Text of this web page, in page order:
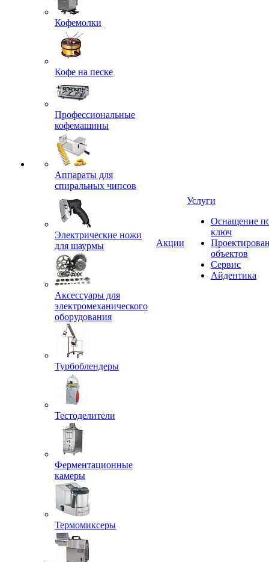
Кофемолки
Кофе на песке
Профессиональные
кофемашины
Аппараты для
спиральных чипсов
Электрические ножи
для шаурмы
Аксессуары для
электромеханического
оборудования
Турбоблендеры
Тестоделители
Ферментационные
камеры
Термомиксеры
Акции
Услуги
Оснащение
ключ
объектов
Сервис
Айдентика